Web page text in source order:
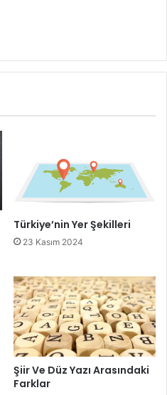
Türkiye’nin Yer Şekilleri
23 Kasım 2024
Şiir Ve Düz Yazı Arasındaki
Farklar